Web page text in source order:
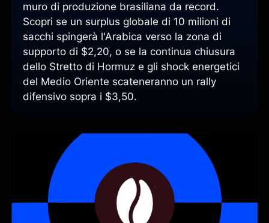
muro di produzione brasiliana da record.
Scopri se un surplus globale di 10 milioni di
sacchi spingerà l'Arabica verso la zona di
supporto di $2,20, o se la continua chiusura
dello Stretto di Hormuz e gli shock energetici
del Medio Oriente scateneranno un rally
difensivo sopra i $3,50.